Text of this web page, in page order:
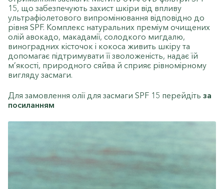
15, що забезпечують захист шкіри від впливу
ультрафіолетового випромінювання відповідно до
рівня SPF. Комплекс натуральних преміум очищених
олій авокадо, макадамії, солодкого мигдалю,
виноградних кісточок і кокоса живить шкіру та
допомагає підтримувати її зволоженість, надає їй
м’якості, природного сяйва й сприяє рівномірному
вигляду засмаги.
Для замовлення олії для засмаги SPF 15 перейдіть за
посиланням